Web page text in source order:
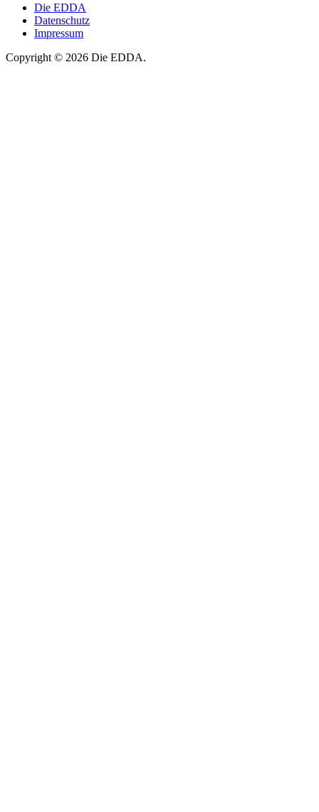
Die EDDA
Datenschutz
Impressum
Copyright © 2026 Die EDDA.